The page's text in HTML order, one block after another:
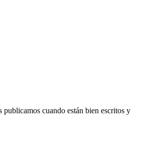
cuando están bien escritos y